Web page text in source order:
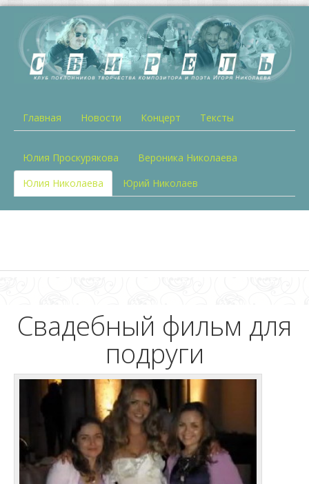
Главная Новости Концерт Тексты
Юлия Проскурякова
Вероника Николаева
Юлия Николаева
Юрий Николаев
Свадебный фильм для
подруги